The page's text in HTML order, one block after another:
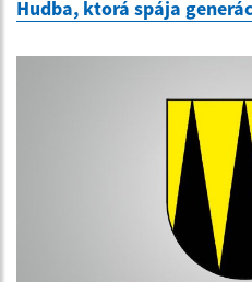
Hudba, ktorá spája